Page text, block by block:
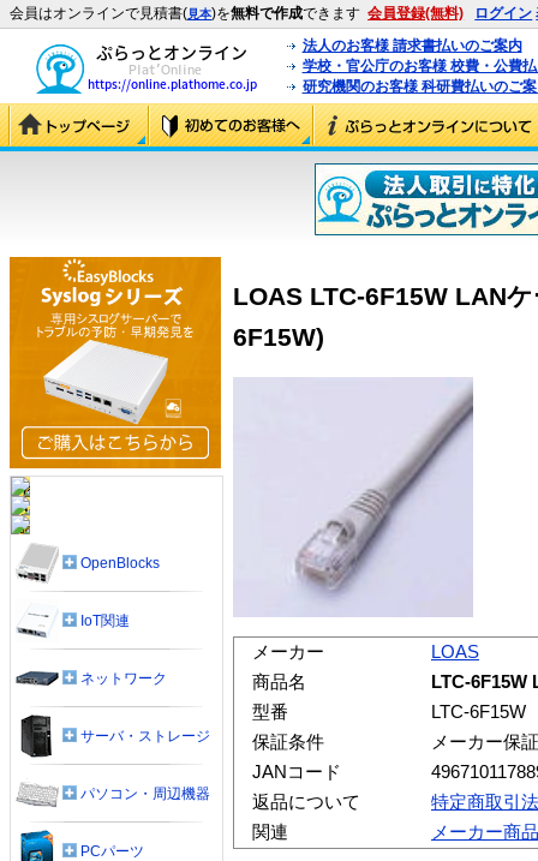
会員はオンラインで見積書(見本)を無料で作成できます 会員登録(無料) ログイン
法人のお客様 請求書払いのご案内
学校・官公庁のお客様 校費・公費
研究機関のお客様 科研費払いのご
LOAS LTC-6F15W LAN
6F15W)
メーカー
LOAS
商品名
LTC-6F15W
型番
LTC-6F15W
保証条件
メーカー保証
JANコード
返品について
特定商取引
関連
メーカー商
OpenBlocks
IoT関連
ネットワーク
サーバ・ストレージ
パソコン・周辺機器
PCパーツ